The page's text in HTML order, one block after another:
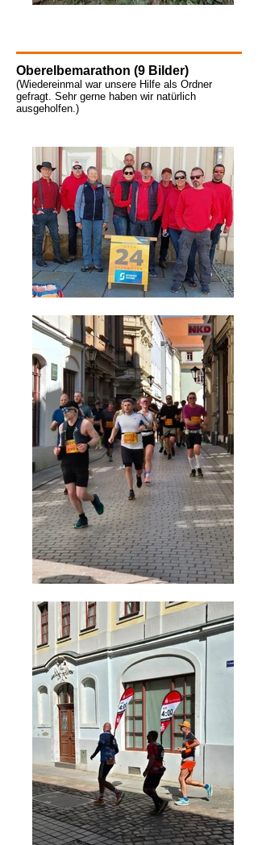
Oberelbemarathon (9 Bilder)
(Wiedereinmal war unsere Hilfe als Ordner
gefragt. Sehr gerne haben wir natürlich
ausgeholfen.)